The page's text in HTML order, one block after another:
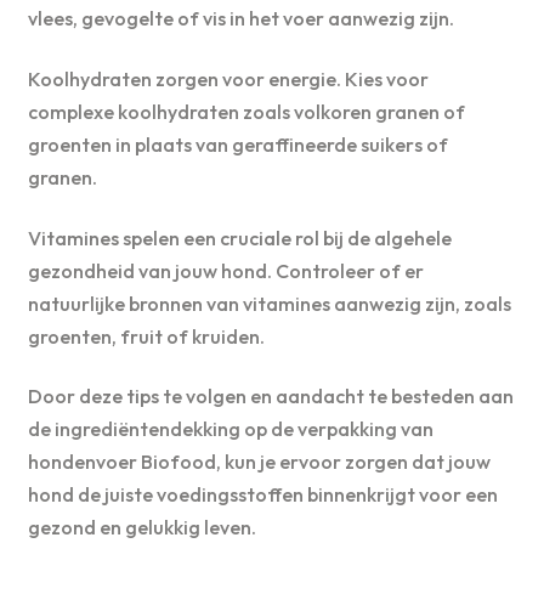
vlees, gevogelte of vis in het voer aanwezig zijn.
Koolhydraten zorgen voor energie. Kies voor
complexe koolhydraten zoals volkoren granen of
groenten in plaats van geraffineerde suikers of
granen.
Vitamines spelen een cruciale rol bij de algehele
gezondheid van jouw hond. Controleer of er
natuurlijke bronnen van vitamines aanwezig zijn, zoals
groenten, fruit of kruiden.
Door deze tips te volgen en aandacht te besteden aan
de ingrediëntendekking op de verpakking van
hondenvoer Biofood, kun je ervoor zorgen dat jouw
hond de juiste voedingsstoffen binnenkrijgt voor een
gezond en gelukkig leven.